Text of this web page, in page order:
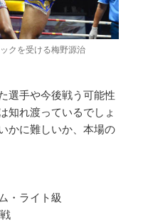
クを受ける梅野源治
選手や今後戦う可能性
知れ渡っているでしょ
かに難しいか、本場の
・ライト級
戦